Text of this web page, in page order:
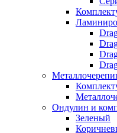
Ондулин и
Зеленый